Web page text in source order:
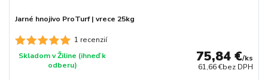
1 recenzií
Jarné hnojivo ProTurf | vrece 25kg
75,84 €/ks
61,66 €bez DPH
Skladom v Žiline (ihneď k
odberu)